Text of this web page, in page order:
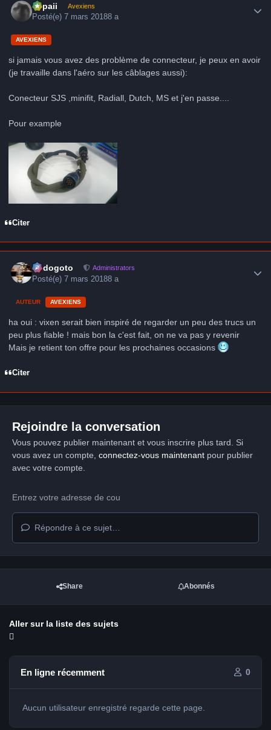
supaii Avexiens
Posté(e) 7 mars 20188 a
AVEXIENS
si jamais vous avez des problème de connecteur, je peux en avoir
(je travaille dans l'aéro sur les câblages aussi):
Conecteur SJS ,minifit, Radiall, Dutch, MS et j'en passe....
Pour example
Citer
frédogoto Administrators
Posté(e)7 mars 20188 a
AUTEUR AVEXIENS
ha oui : vixen serait bien inspiré de regarder un peu des trucs un
peu plus fiable ! mais bon la c'est fait, on ne va pas y revenir
Mais je retient ton offre pour les prochaines occasions
Citer
Rejoindre la conversation
Vous pouvez publier maintenant et vous inscrire plus tard. Si
vous avez un compte, connectez-vous maintenantpour publier
avec votre compte.
Répondre à ce sujet…
Share Abonnés
Aller sur la liste des sujets
En ligne récemment 0
Aucun utilisateur enregistré regarde cette page.